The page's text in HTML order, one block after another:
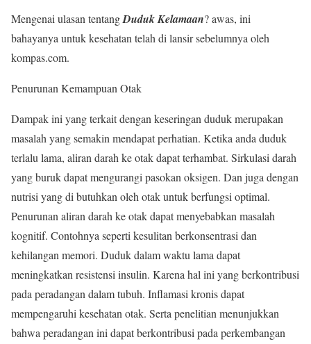
Mengenai ulasan tentangDuduk Kelamaan? awas, ini
bahayanya untuk kesehatan telah di lansir sebelumnya oleh
kompas.com.
Penurunan Kemampuan Otak
Dampak ini yang terkait dengan keseringan duduk merupakan
masalah yang semakin mendapat perhatian. Ketika anda duduk
terlalu lama, aliran darah ke otak dapat terhambat. Sirkulasi darah
yang buruk dapat mengurangi pasokan oksigen. Dan juga dengan
nutrisi yang di butuhkan oleh otak untuk berfungsi optimal.
Penurunan aliran darah ke otak dapat menyebabkan masalah
kognitif. Contohnya seperti kesulitan berkonsentrasi dan
kehilangan memori. Duduk dalam waktu lama dapat
meningkatkan resistensi insulin. Karena hal ini yang berkontribusi
pada peradangan dalam tubuh. Inflamasi kronis dapat
mempengaruhi kesehatan otak. Serta penelitian menunjukkan
bahwa peradangan ini dapat berkontribusi pada perkembangan